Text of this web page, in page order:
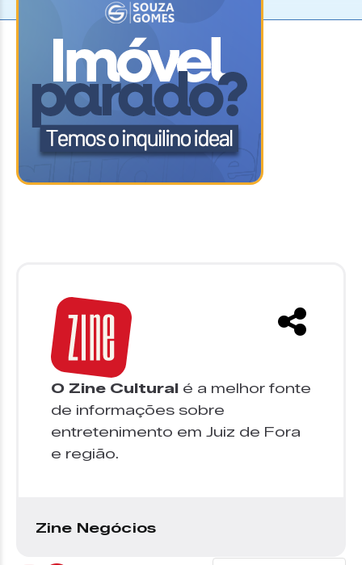
O Zine Cultural é a melhor fonte
de informações sobre
entretenimento em Juiz de Fora
e região.
Zine Negócios